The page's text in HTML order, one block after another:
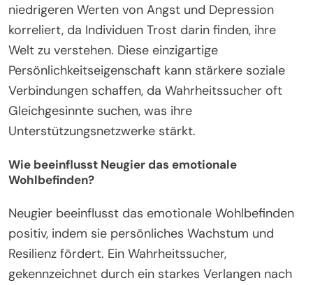
niedrigeren Werten von Angst und Depression
korreliert, da Individuen Trost darin finden, ihre
Welt zu verstehen. Diese einzigartige
Persönlichkeitseigenschaft kann stärkere soziale
Verbindungen schaffen, da Wahrheitssucher oft
Gleichgesinnte suchen, was ihre
Unterstützungsnetzwerke stärkt.
Wie beeinflusst Neugier das emotionale
Wohlbefinden?
Neugier beeinflusst das emotionale Wohlbefinden
positiv, indem sie persönliches Wachstum und
Resilienz fördert. Ein Wahrheitssucher,
gekennzeichnet durch ein starkes Verlangen nach